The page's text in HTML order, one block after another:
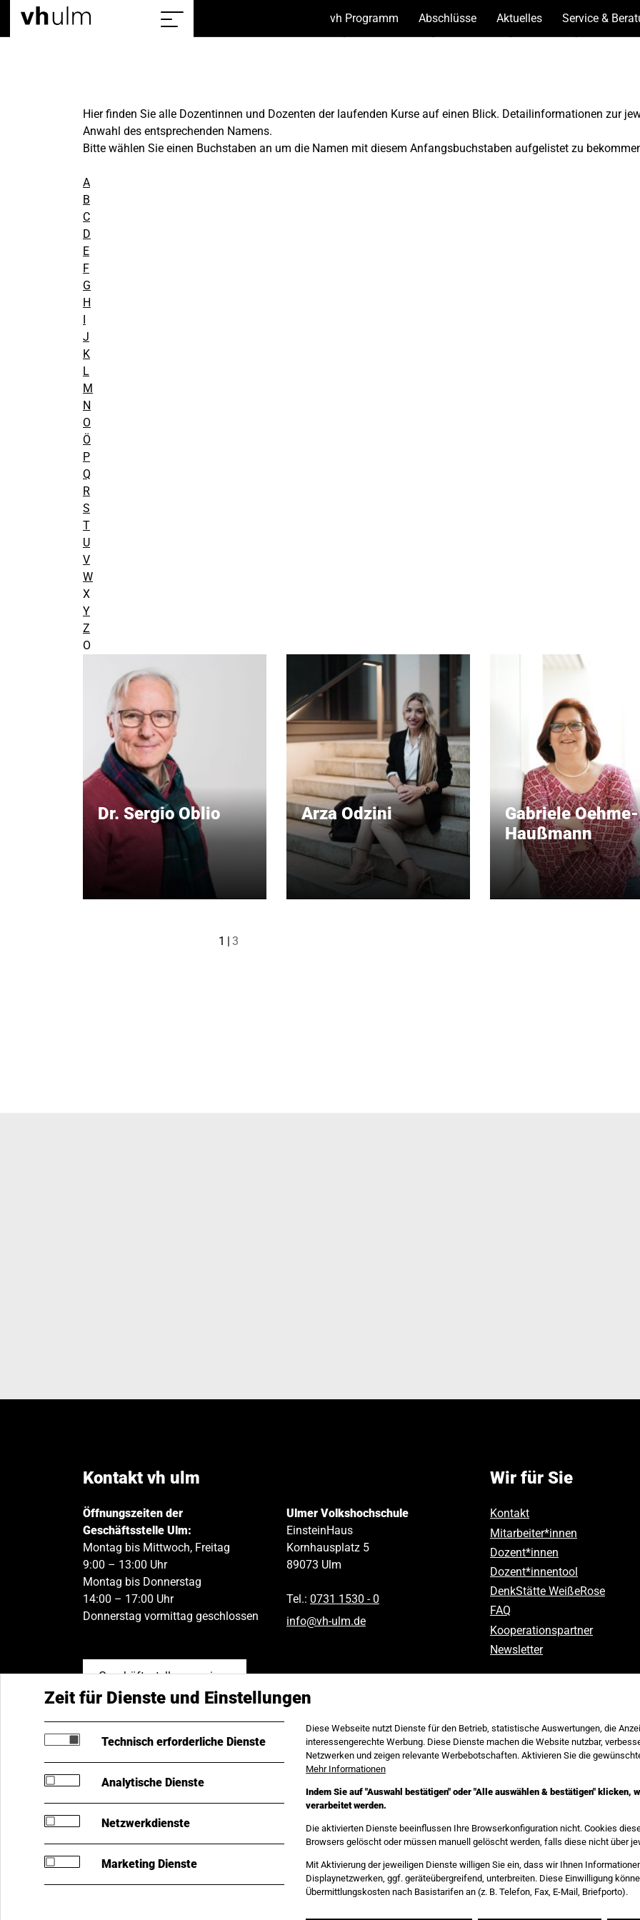
Sitemap
vh Programm (Unterseiten
Abschlüsse(Unterseiten
Aktuelles(Unterseiten
Service &
Hier finden Sie alle Dozentinnen und Dozenten der laufenden Kurse auf einen Blick. Detailinformationen zur
Anwahl des entsprechenden Namens.
Bitte wählen Sie einen Buchstaben an um die Namen mit diesem Anfangsbuchstaben aufgelistet zu
A
B
C
D
E
F
G
H
I
J
K
L
M
N
O
Ö
P
Q
R
S
T
U
V
W
X
Y
Z
O
Dr. Sergio Oblio Arza Odzini
Gabriele Oehme-
Haußmann
1 3
Kontakt vh ulm
Öffnungszeiten der
Geschäftsstelle Ulm:
Montag bis Mittwoch, Freitag
9:00 – 13:00 Uhr
Montag bis Donnerstag
14:00 – 17:00 Uhr
Donnerstag vormittag geschlossen
Geschäftsstellen anzeigen
Ulmer Volkshochschule
EinsteinHaus
Kornhausplatz 5
89073 Ulm
Tel.: 0731 1530 ‑ 0
info@vh-ulm.de
Wir für Sie
Kontakt
Mitarbeiter*innen
Dozent*innen
Dozent*innentool
DenkStätte WeißeRose
FAQ
Kooperationspartner
Newsletter